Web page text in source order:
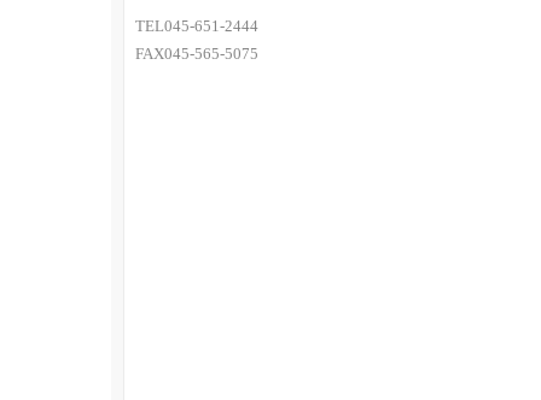
TEL045-651-2444
FAX045-565-5075